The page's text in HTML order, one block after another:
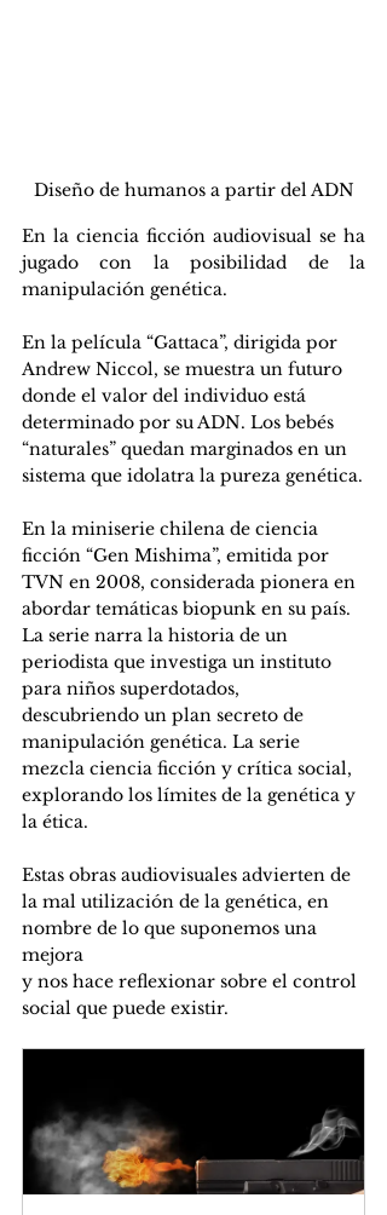
Diseño de humanos a partir del ADN
En la ciencia ficción audiovisual se ha
jugado con la posibilidad de la
manipulación genética.
En la película “Gattaca”, dirigida por
Andrew Niccol, se muestra un futuro
donde el valor del individuo está
determinado por su ADN. Los bebés
“naturales” quedan marginados en un
sistema que idolatra la pureza genética.
En la miniserie chilena de ciencia
ficción “Gen Mishima”, emitida por
TVN en 2008, considerada pionera en
abordar temáticas biopunk en su país.
La serie narra la historia de un
periodista que investiga un instituto
para niños superdotados,
descubriendo un plan secreto de
manipulación genética. La serie
mezcla ciencia ficción y crítica social,
explorando los límites de la genética y
la ética.
Estas obras audiovisuales advierten de
la mal utilización de la genética, en
nombre de lo que suponemos una
mejora
y nos hace reflexionar sobre el control
social que puede existir.